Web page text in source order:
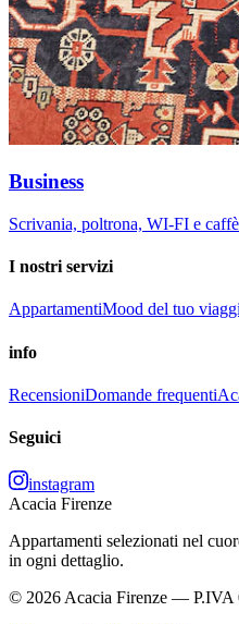
Business
Scrivania, poltrona, WI-FI e
I nostri servizi
AppartamentiMood del tuo
info
RecensioniDomande frequenti
Seguici
instagram
Acacia Firenze
Appartamenti selezionati nel
in ogni dettaglio.
© 2026 Acacia Firenze — P.IVA